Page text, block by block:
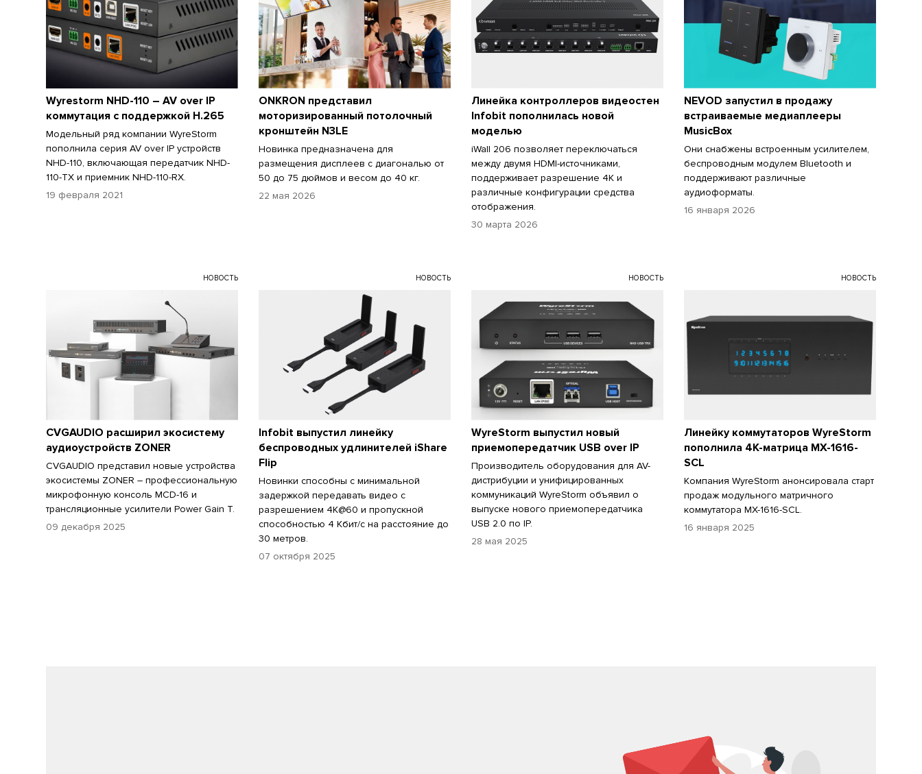
Wyrestorm NHD-110 – AV over IP
коммутация с поддержкой H.265
Модельный ряд компании WyreStorm
пополнила серия AV over IP устройств
NHD-110, включающая передатчик NHD-
110-TX и приемник NHD-110-RX.
19 февраля 2021
ONKRON представил
моторизированный потолочный
кронштейн N3LE
Новинка предназначена для
размещения дисплеев с диагональю от
50 до 75 дюймов и весом до 40 кг.
22 мая 2026
Линейка контроллеров видеостен
Infobit пополнилась новой
моделью
iWall 206 позволяет переключаться
между двумя HDMI-источниками,
поддерживает разрешение 4K и
различные конфигурации средства
отображения.
30 марта 2026
NEVOD запустил в продажу
встраиваемые медиаплееры
MusicBox
Они снабжены встроенным усилителем,
беспроводным модулем Bluetooth и
поддерживают различные
аудиоформаты.
16 января 2026
НОВОСТЬ
CVGAUDIO расширил экосистему
аудиоустройств ZONER
CVGAUDIO представил новые устройства
экосистемы ZONER – профессиональную
микрофонную консоль MCD-16 и
трансляционные усилители Power Gain T.
09 декабря 2025
НОВОСТЬ
Infobit выпустил линейку
беспроводных удлинителей iShare
Flip
Новинки способны с минимальной
задержкой передавать видео с
разрешением 4K@60 и пропускной
способностью 4 Кбит/с на расстояние до
30 метров.
07 октября 2025
НОВОСТЬ
WyreStorm выпустил новый
приемопередатчик USB over IP
Производитель оборудования для AV-
дистрибуции и унифицированных
коммуникаций WyreStorm объявил о
выпуске нового приемопередатчика
USB 2.0 по IP.
28 мая 2025
НОВОСТЬ
Линейку коммутаторов WyreStorm
пополнила 4К-матрица MX-1616-
SCL
Компания WyreStorm анонсировала старт
продаж модульного матричного
коммутатора MX-1616-SCL.
16 января 2025